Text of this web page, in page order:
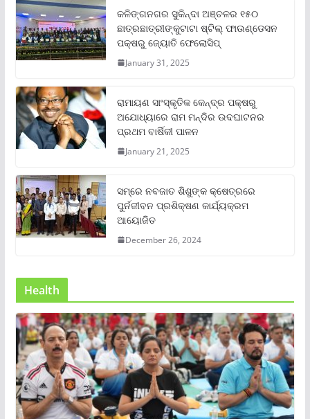
କଳିଙ୍ଗନଗର ସୁକିନ୍ଦା ଅଞ୍ଚଳର ୧୫୦
ଛାତ୍ରଛାତ୍ରୀଙ୍କୁଟାଟା ଷ୍ଟିଲ୍ ଫାଉଣ୍ଡେସନ
ପକ୍ଷରୁ ଜ୍ୟୋତି ଫେଲୋସିପ୍‌
January 31, 2025
ରାମାୟଣ ସାଂସ୍କୃତିକ କେନ୍ଦ୍ର ପକ୍ଷରୁ
ଅଯୋଧ୍ୟାରେ ରାମ ମନ୍ଦିର ଉଦଘାଟନର
ପ୍ରଥମ ବାର୍ଷିକୀ ପାଳନ
January 21, 2025
ସମ୍‌ରେ ନବଜାତ ଶିଶୁଙ୍କ କ୍ଷେତ୍ରରେ
ପୁର୍ନଜୀବନ ପ୍ରଶିକ୍ଷଣ କାର୍ଯ୍ୟକ୍ରମ
ଆୟୋଜିତ
December 26, 2024
Health